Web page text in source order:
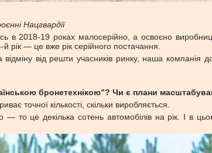
Нацгвардії
в 2018-19 роках малосерійно, а освоєно
рік — це вже рік серійного постачання.
від решти учасників ринку, наша компанія
бронетехнікою”? Чи є плани
точної кількості, скільки виробляється.
це декілька сотень автомобілів на рік. І в